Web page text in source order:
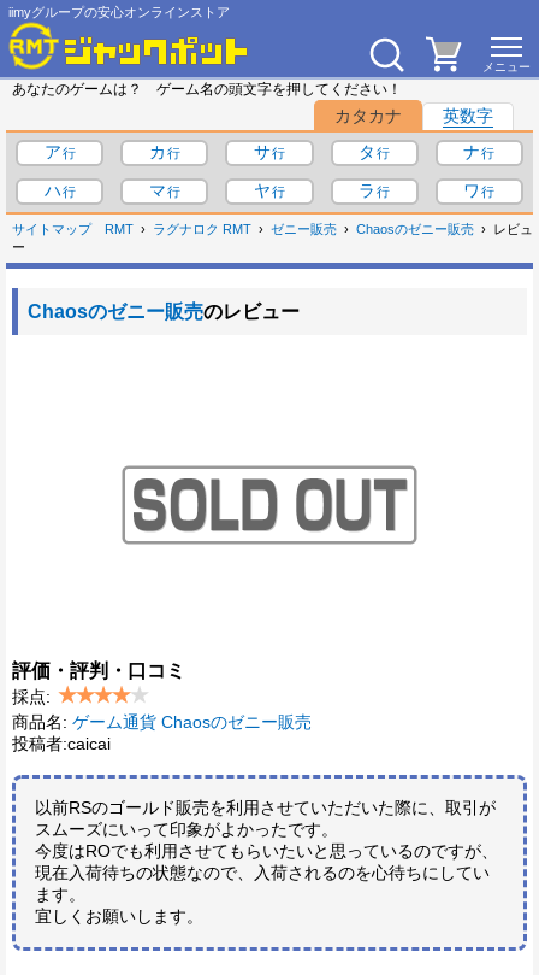
iimyグループの安心オンラインストア
あなたのゲームは？ ゲーム名の頭文字を押してください！
カタカナ
英数字
ア
カ サ タ
ナ
ハ
マ ヤ ラ ワ
サイトマップ RMT ラグナロク RMT ゼニー販売 Chaosのゼニー販売
レビュ
ー
Chaosのゼニー販売のレビュー
評価・評判・口コミ
採点:
商品名: ゲーム通貨 Chaosのゼニー販売
投稿者:caicai
以前RSのゴールド販売を利用させていただいた際に、取引が
スムーズにいって印象がよかったです。
今度はROでも利用させてもらいたいと思っているのですが、
現在入荷待ちの状態なので、入荷されるのを心待ちにしてい
ます。
宜しくお願いします。